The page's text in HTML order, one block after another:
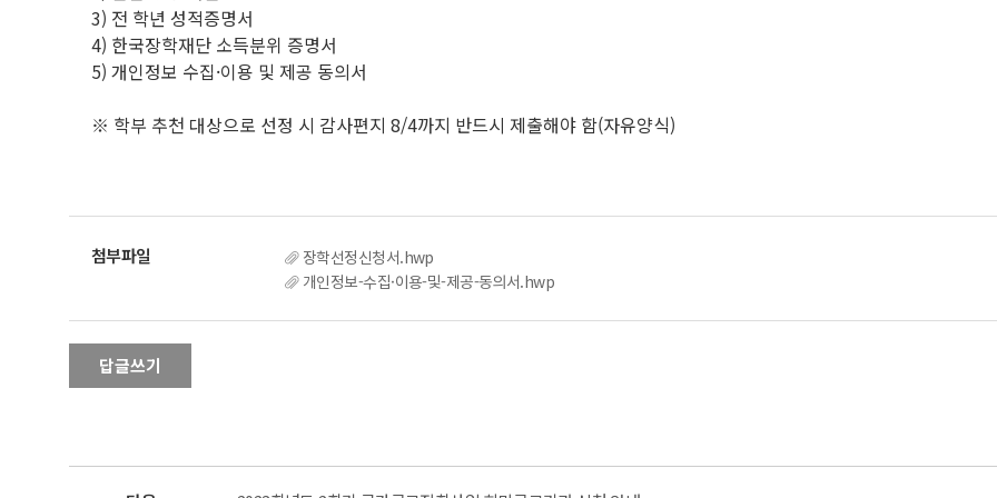
3) 전 학년 성적증명서
4) 한국장학재단 소득분위 증명서
5) 개인정보 수집·이용 및 제공 동의서
※ 학부 추천 대상으로 선정 시 감사편지 8/4까지 반드시 제출해야 함(자유양식)
장학선정신청서.hwp
개인정보-수집·이용-및-제공-동의서.hwp
답글쓰기